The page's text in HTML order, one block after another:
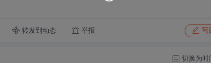
转发到动态 举报 写
切换为时